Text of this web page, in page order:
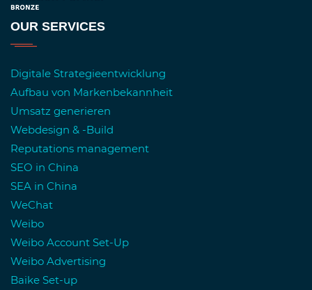
OUR SERVICES
Digitale Strategieentwicklung
Aufbau von Markenbekannheit
Umsatz generieren
Webdesign & -Build
Reputations management
SEO in China
SEA in China
WeChat
Weibo
Weibo Account Set-Up
Weibo Advertising
Baike Set-up